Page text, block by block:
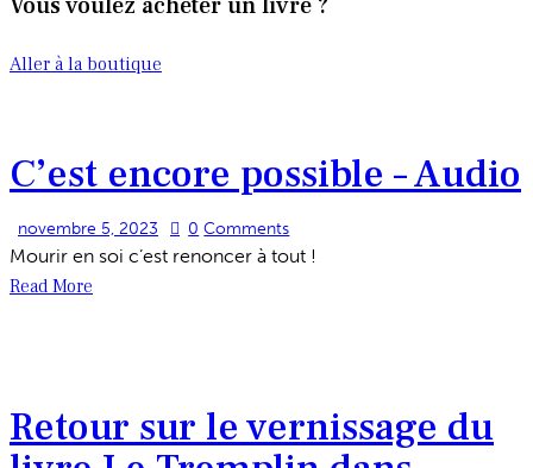
Aller à la boutique
C’est encore possible – Audio
novembre 5, 2023 0 Comments
Mourir en soi c’est renoncer à tout !
Read More
Retour sur le vernissage du